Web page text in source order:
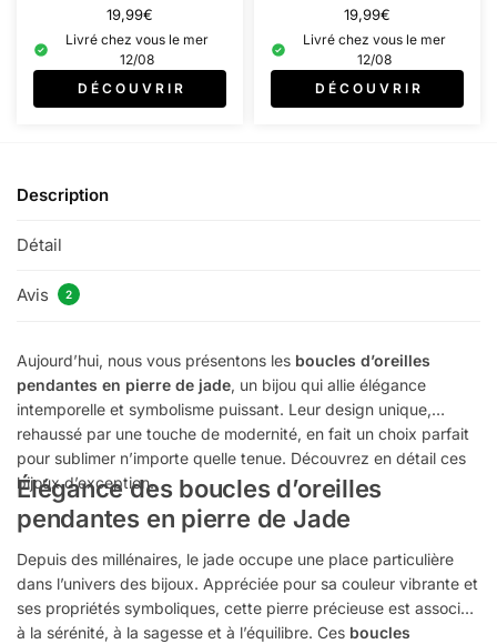
19,99€
Livré chez vous le mer
12/08
D É C O U V R I R
19,99€
Livré chez vous le mer
12/08
D É C O U V R I R
Description
Détail
Avis 2
Aujourd’hui, nous vous présentons les boucles d’oreilles
pendantes en pierre de jade, un bijou qui allie élégance
intemporelle et symbolisme puissant. Leur design unique,
rehaussé par une touche de modernité, en fait un choix parfait
pour sublimer n’importe quelle tenue. Découvrez en détail ces
bijoux d’exception.
Élégance des boucles d’oreilles
pendantes en pierre de Jade
Depuis des millénaires, le jade occupe une place particulière
dans l’univers des bijoux. Appréciée pour sa couleur vibrante et
ses propriétés symboliques, cette pierre précieuse est associée
à la sérénité, à la sagesse et à l’équilibre. Ces boucles